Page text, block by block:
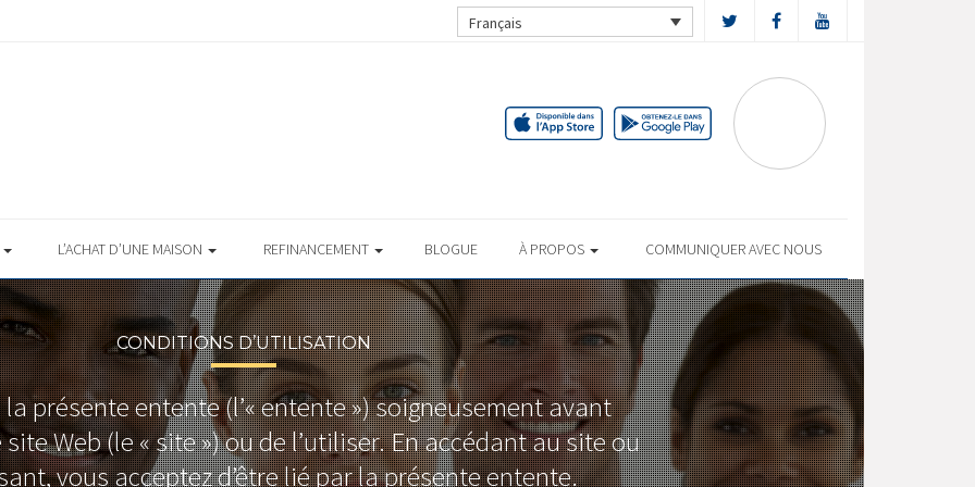
Français
L’ACHAT D’UNE MAISON REFINANCEMENT BLOGUE À PROPOS COMMUNIQUER AVEC NOUS
CONDITIONS D’UTILISATION
présente entente (l’« entente ») soigneusement avant
site Web (le « site ») ou de l’utiliser. En accédant au site ou
vous acceptez d’être lié par la présente entente.